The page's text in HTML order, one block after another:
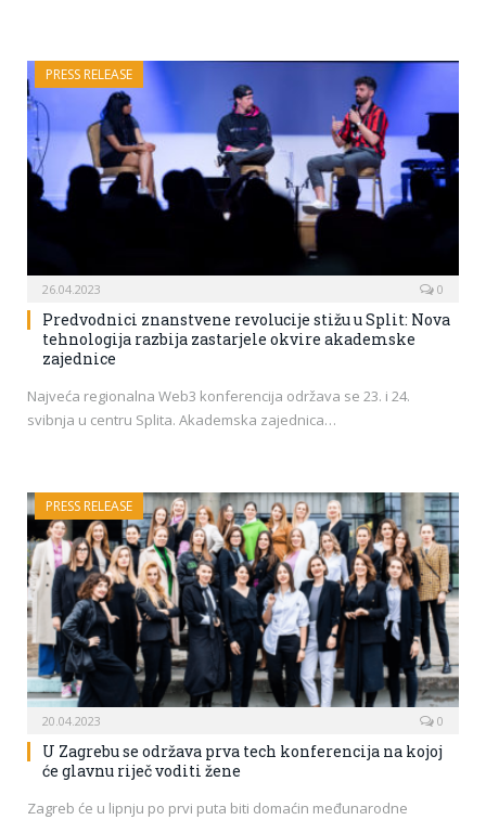
PRESS RELEASE
26.04.2023 0
Predvodnici znanstvene revolucije stižu u Split: Nova
tehnologija razbija zastarjele okvire akademske
zajednice
Najveća regionalna Web3 konferencija održava se 23. i 24.
svibnja u centru Splita. Akademska zajednica…
PRESS RELEASE
20.04.2023 0
U Zagrebu se održava prva tech konferencija na kojoj
će glavnu riječ voditi žene
Zagreb će u lipnju po prvi puta biti domaćin međunarodne